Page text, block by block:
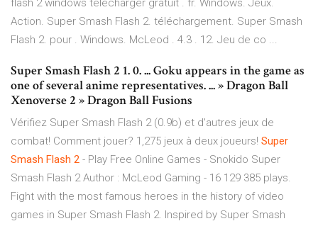
flash 2 windows télécharger gratuit . fr. Windows. Jeux.
Action. Super Smash Flash 2. téléchargement. Super Smash
Flash 2. pour . Windows. McLeod . 4.3 . 12. Jeu de co ...
Super Smash Flash 2 1. 0. ... Goku appears in the game as
one of several anime representatives. ... » Dragon Ball
Xenoverse 2 » Dragon Ball Fusions
Vérifiez Super Smash Flash 2 (0.9b) et d'autres jeux de
combat! Comment jouer? 1,275 jeux à deux joueurs! Super
Smash Flash 2 - Play Free Online Games - Snokido Super
Smash Flash 2 Author : McLeod Gaming - 16 129 385 plays.
Fight with the most famous heroes in the history of video
games in Super Smash Flash 2. Inspired by Super Smash